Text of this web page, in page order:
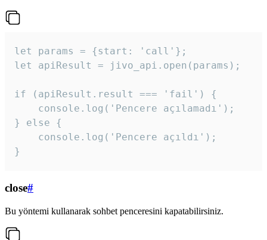
let params = {start: 'call'};
let apiResult = jivo_api.open(params);
if (apiResult.result === 'fail') {
    console.log('Pencere açılamadı');
} else {
    console.log('Pencere açıldı');
}
close#
Bu yöntemi kullanarak sohbet penceresini kapatabilirsiniz.